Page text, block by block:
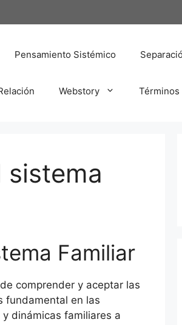
Pensamiento Sistémico
Webstory Términos
sistema
Familiar
comprender y aceptar las
fundamental en las
dinámicas familiares a